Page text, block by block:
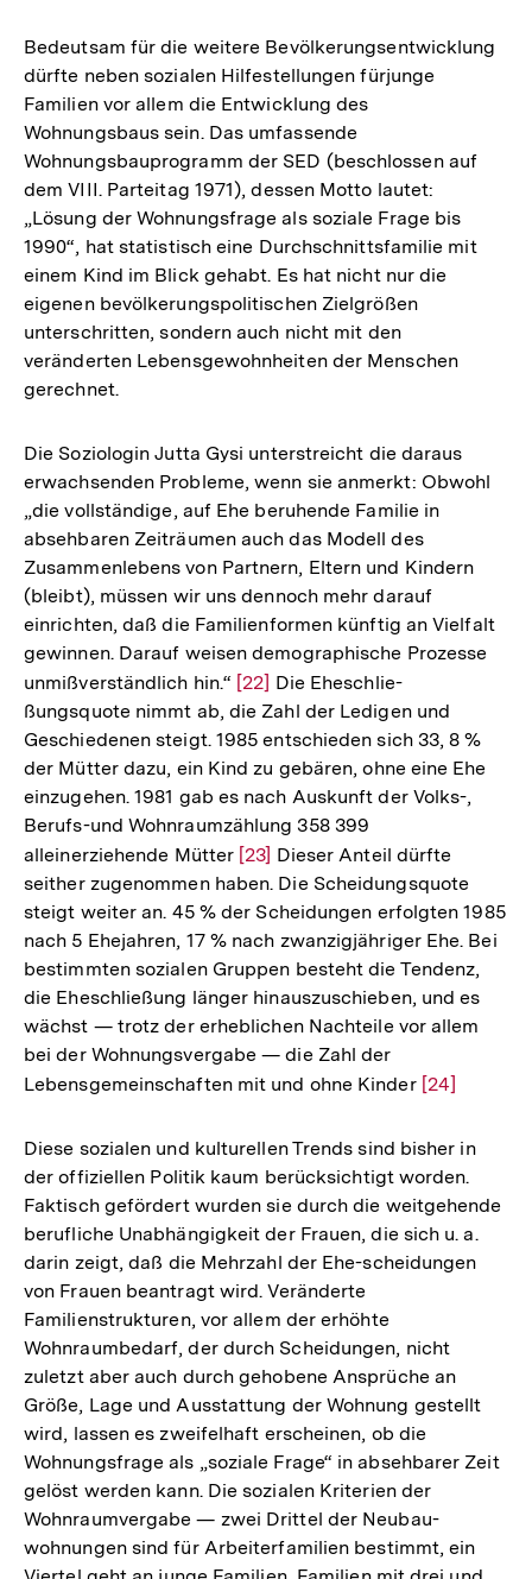
Bedeutsam für die weitere Bevölkerungsentwicklung
dürfte neben sozialen Hilfestellungen fürjunge
Familien vor allem die Entwicklung des
Wohnungsbaus sein. Das umfassende
Wohnungsbauprogramm der SED (beschlossen auf
dem VIII. Parteitag 1971), dessen Motto lautet:
„Lösung der Wohnungsfrage als soziale Frage bis
1990“, hat statistisch eine Durchschnittsfamilie mit
einem Kind im Blick gehabt. Es hat nicht nur die
eigenen bevölkerungspolitischen Zielgrößen
unterschritten, sondern auch nicht mit den
veränderten Lebensgewohnheiten der Menschen
gerechnet.
Die Soziologin Jutta Gysi unterstreicht die daraus
erwachsenden Probleme, wenn sie anmerkt: Obwohl
„die vollständige, auf Ehe beruhende Familie in
absehbaren Zeiträumen auch das Modell des
Zusammenlebens von Partnern, Eltern und Kindern
(bleibt), müssen wir uns dennoch mehr darauf
einrichten, daß die Familienformen künftig an Vielfalt
gewinnen. Darauf weisen demographische Prozesse
unmißverständlich hin.“ Zur
Auflösung
der
Fußnote
[22] Die Eheschlie-
ßungsquote nimmt ab, die Zahl der Ledigen und
Geschiedenen steigt. 1985 entschieden sich 33, 8 %
der Mütter dazu, ein Kind zu gebären, ohne eine Ehe
einzugehen. 1981 gab es nach Auskunft der Volks-,
Berufs-und Wohnraumzählung 358 399
alleinerziehende Mütter Zur
Auflösung
der
Fußnote
[23] Dieser Anteil dürfte
seither zugenommen haben. Die Scheidungsquote
steigt weiter an. 45 % der Scheidungen erfolgten 1985
nach 5 Ehejahren, 17 % nach zwanzigjähriger Ehe. Bei
bestimmten sozialen Gruppen besteht die Tendenz,
die Eheschließung länger hinauszuschieben, und es
wächst — trotz der erheblichen Nachteile vor allem
bei der Wohnungsvergabe — die Zahl der
Lebensgemeinschaften mit und ohne Kinder Zur
der
Fußnote
[24]
Diese sozialen und kulturellen Trends sind bisher in
der offiziellen Politik kaum berücksichtigt worden.
Faktisch gefördert wurden sie durch die weitgehende
berufliche Unabhängigkeit der Frauen, die sich u. a.
darin zeigt, daß die Mehrzahl der Ehe-scheidungen
von Frauen beantragt wird. Veränderte
Familienstrukturen, vor allem der erhöhte
Wohnraumbedarf, der durch Scheidungen, nicht
zuletzt aber auch durch gehobene Ansprüche an
Größe, Lage und Ausstattung der Wohnung gestellt
wird, lassen es zweifelhaft erscheinen, ob die
Wohnungsfrage als „soziale Frage“ in absehbarer Zeit
gelöst werden kann. Die sozialen Kriterien der
Wohnraumvergabe — zwei Drittel der Neubau-
wohnungen sind für Arbeiterfamilien bestimmt, einZum